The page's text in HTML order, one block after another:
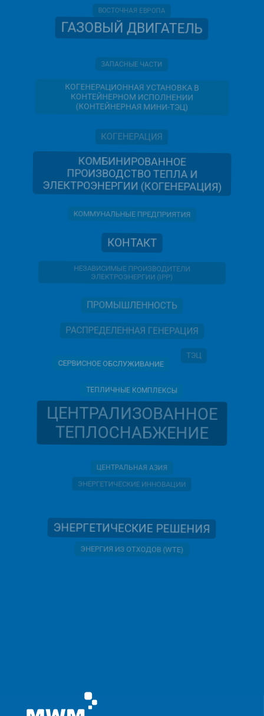
ВОСТОЧНАЯ ЕВРОПА
ГАЗОВЫЙ ДВИГАТЕЛЬ
ЗАПАСНЫЕ ЧАСТИ
КОГЕНЕРАЦИОННАЯ УСТАНОВКА В
КОНТЕЙНЕРНОМ ИСПОЛНЕНИИ
(КОНТЕЙНЕРНАЯ МИНИ-ТЭЦ)
КОГЕНЕРАЦИЯ
КОМБИНИРОВАННОЕ
ПРОИЗВОДСТВО ТЕПЛА И
ЭЛЕКТРОЭНЕРГИИ (КОГЕНЕРАЦИЯ)
КОММУНАЛЬНЫЕ ПРЕДПРИЯТИЯ
КОНТАКТ
НЕЗАВИСИМЫЕ ПРОИЗВОДИТЕЛИ
ЭЛЕКТРОЭНЕРГИИ (IPP)
ПРОМЫШЛЕННОСТЬ
РАСПРЕДЕЛЕННАЯ ГЕНЕРАЦИЯ
СЕРВИСНОЕ ОБСЛУЖИВАНИЕ
ТЭЦ
ТЕПЛИЧНЫЕ КОМПЛЕКСЫ
ЦЕНТРАЛИЗОВАННОЕ
ТЕПЛОСНАБЖЕНИЕ
ЦЕНТРАЛЬНАЯ АЗИЯ
ЭНЕРГЕТИЧЕСКИЕ ИННОВАЦИИ
ЭНЕРГЕТИЧЕСКИЕ РЕШЕНИЯ
ЭНЕРГИЯ ИЗ ОТХОДОВ (WTE)